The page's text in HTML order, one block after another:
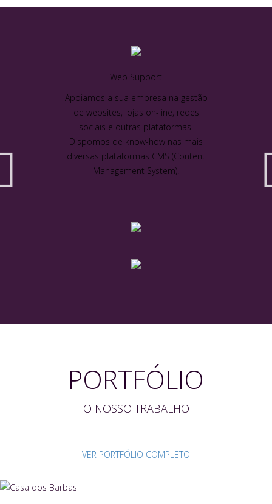
Web Support
Apoiamos a sua empresa na gestão
de websites, lojas on-line, redes
sociais e outras plataformas.
Dispomos de know-how nas mais
diversas plataformas CMS (Content
Management System).
PORTFÓLIO
O NOSSO TRABALHO
VER PORTFÓLIO COMPLETO